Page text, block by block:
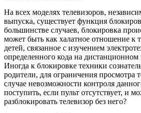
На всех моделях телевизоров,
выпуска, существует функция
большинстве случаев, блокировка
может быть как халатное отношение к
детей, связанное с изучением
определенного кода на дистанционном
Иногда к блокировке техники
родители, для ограничения просмотра
случае невозможности контроля
поступить, если пульт отсутствует, и
разблокировать телевизор без него?